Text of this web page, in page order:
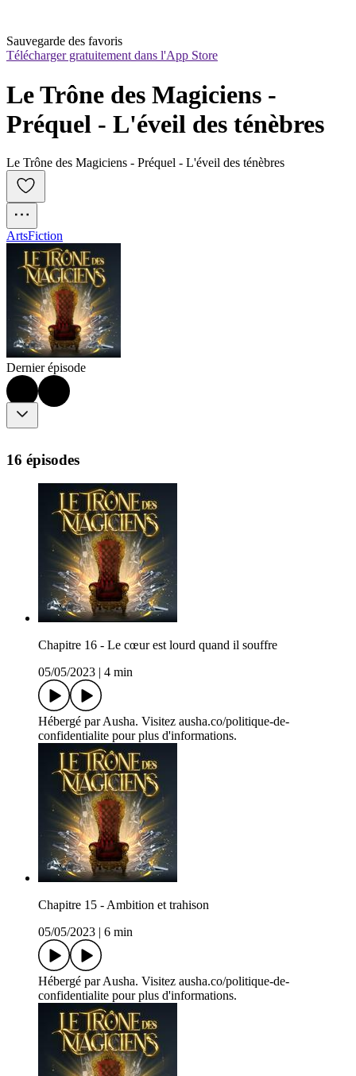
Sauvegarde des favoris
Télécharger gratuitement dans l'App Store
Le Trône des Magiciens -
Préquel - L'éveil des ténèbres
Le Trône des Magiciens - Préquel - L'éveil des ténèbres
ArtsFiction
Dernier épisode
16 épisodes
Chapitre 16 - Le cœur est lourd quand il souffre
05/05/2023
4 min
Hébergé par Ausha. Visitez ausha.co/politique-de-
confidentialite pour plus d'informations.
Chapitre 15 - Ambition et trahison
05/05/2023
6 min
Hébergé par Ausha. Visitez ausha.co/politique-de-
confidentialite pour plus d'informations.